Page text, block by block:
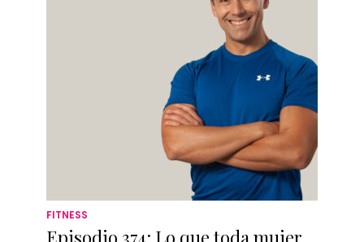
FITNESS
Episodio 374: Lo que toda mujer